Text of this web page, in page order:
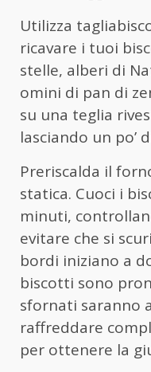
Utilizza
ricavare i tuoi
stelle, alberi di
omini di pan di
su una teglia
lasciando un po’
Preriscalda il
statica. Cuoci i
minuti,
evitare che si
bordi iniziano a
biscotti sono
sfornati saranno
raffreddare
per ottenere la